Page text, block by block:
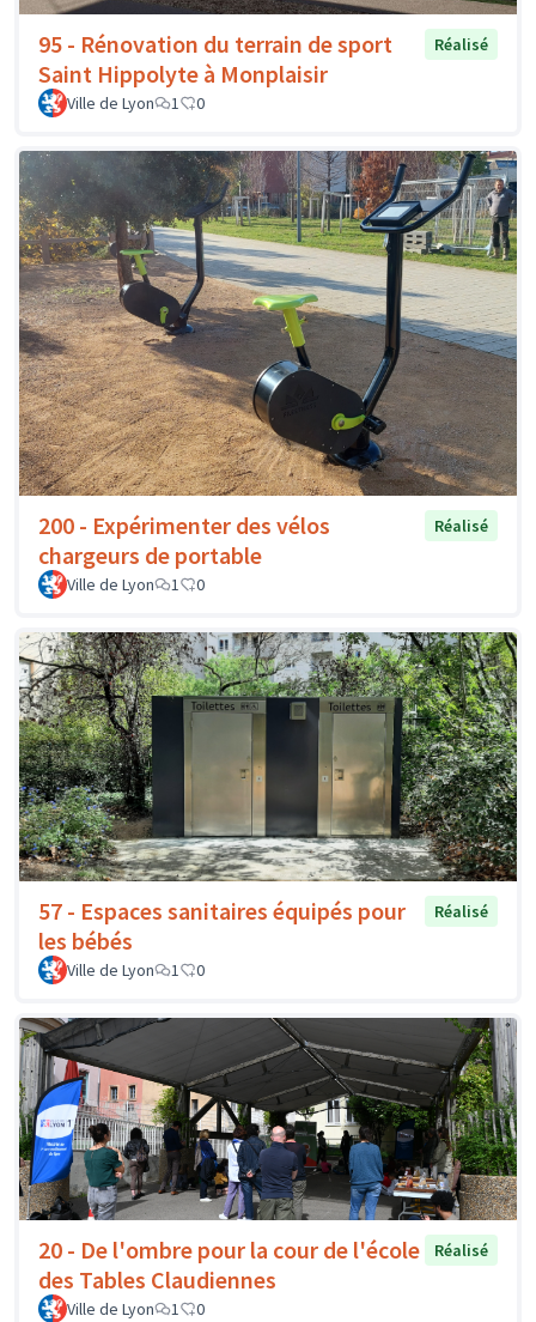
95 - Rénovation du terrain de sport
Saint Hippolyte à Monplaisir
Réalisé
Ville de Lyon 1 0
200 - Expérimenter des vélos
chargeurs de portable
Réalisé
Ville de Lyon 1 0
57 - Espaces sanitaires équipés pour
les bébés
Réalisé
Ville de Lyon 1 0
20 - De l'ombre pour la cour de l'école
des Tables Claudiennes
Réalisé
Ville de Lyon 1 0